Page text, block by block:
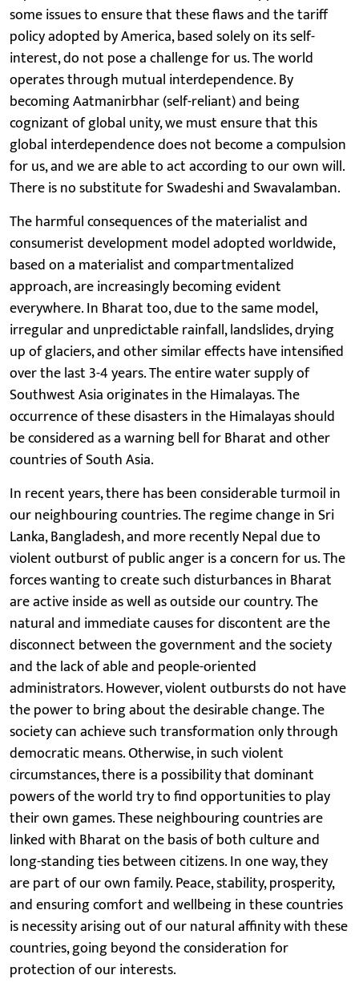
some issues to ensure that these flaws and the tariff
policy adopted by America, based solely on its self-
interest, do not pose a challenge for us. The world
operates through mutual interdependence. By
becoming Aatmanirbhar (self-reliant) and being
cognizant of global unity, we must ensure that this
global interdependence does not become a compulsion
for us, and we are able to act according to our own will.
There is no substitute for Swadeshi and Swavalamban.
The harmful consequences of the materialist and
consumerist development model adopted worldwide,
based on a materialist and compartmentalized
approach, are increasingly becoming evident
everywhere. In Bharat too, due to the same model,
irregular and unpredictable rainfall, landslides, drying
up of glaciers, and other similar effects have intensified
over the last 3-4 years. The entire water supply of
Southwest Asia originates in the Himalayas. The
occurrence of these disasters in the Himalayas should
be considered as a warning bell for Bharat and other
countries of South Asia.
In recent years, there has been considerable turmoil in
our neighbouring countries. The regime change in Sri
Lanka, Bangladesh, and more recently Nepal due to
violent outburst of public anger is a concern for us. The
forces wanting to create such disturbances in Bharat
are active inside as well as outside our country. The
natural and immediate causes for discontent are the
disconnect between the government and the society
and the lack of able and people-oriented
administrators. However, violent outbursts do not have
the power to bring about the desirable change. The
society can achieve such transformation only through
democratic means. Otherwise, in such violent
circumstances, there is a possibility that dominant
powers of the world try to find opportunities to play
their own games. These neighbouring countries are
linked with Bharat on the basis of both culture and
long-standing ties between citizens. In one way, they
are part of our own family. Peace, stability, prosperity,
and ensuring comfort and wellbeing in these countries
is necessity arising out of our natural affinity with these
countries, going beyond the consideration for
protection of our interests.